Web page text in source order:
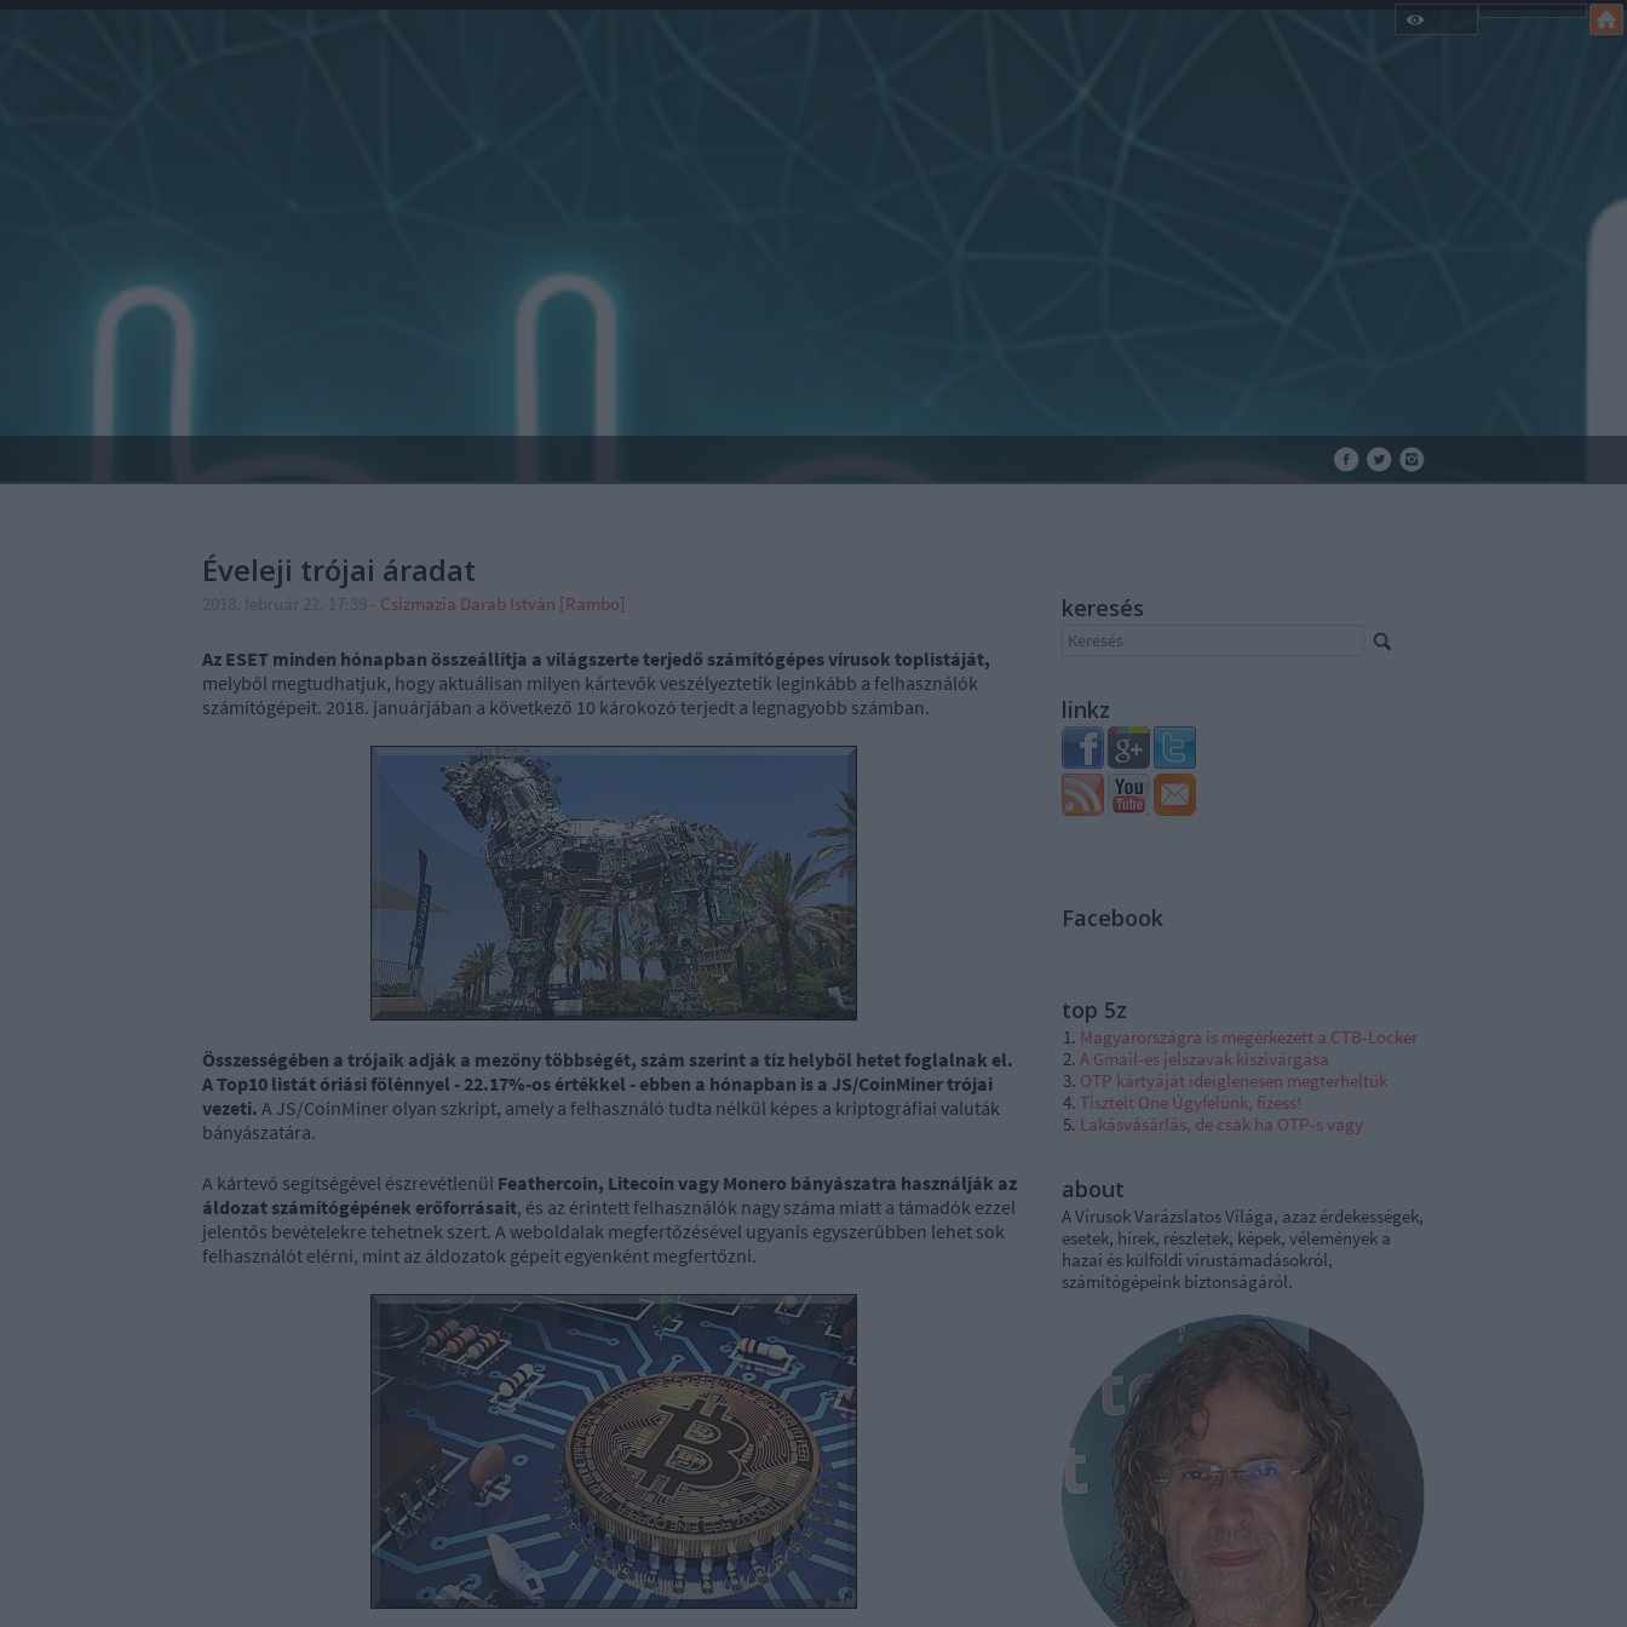
Éveleji trójai áradat
Csizmazia Darab István [Rambo]
Az ESET minden hónapban összeállítja a világszerte terjedő számítógépes vírusok toplistáját,
melyből megtudhatjuk, hogy aktuálisan milyen kártevők veszélyeztetik leginkább a felhasználók
számítógépeit. 2018. januárjában a következő 10 károkozó terjedt a legnagyobb számban.
Összességében a trójaik adják a mezőny többségét, szám szerint a tíz helyből hetet foglalnak el.
A Top10 listát óriási fölénnyel - 22.17%-os értékkel - ebben a hónapban is a JS/CoinMiner trójai
vezeti. A JS/CoinMiner olyan szkript, amely a felhasználó tudta nélkül képes a kriptográfiai valuták
bányászatára.
A kártevő segítségével észrevétlenül Feathercoin, Litecoin vagy Monero bányászatra használják az
áldozat számítógépének erőforrásait, és az érintett felhasználók nagy száma miatt a támadók ezzel
jelentős bevételekre tehetnek szert. A weboldalak megfertőzésével ugyanis egyszerűbben lehet sok
felhasználót elérni, mint az áldozatok gépeit egyenként megfertőzni.
keresés
linkz
Facebook
top 5z
Magyarországra is megérkezett a CTB-Locker
A Gmail-es jelszavak kiszivárgása
OTP kártyáját ideiglenesen megterheltük
Tisztelt One Úgyfelünk, fizess!
Lakásvásárlás, de csak ha OTP-s vagy
about
A Vírusok Varázslatos Világa, azaz érdekességek,
esetek, hírek, részletek, képek, vélemények a
hazai és külföldi vírustámadásokról,
számítógépeink biztonságáról.